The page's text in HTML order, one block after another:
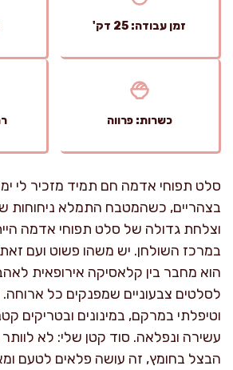
זמן עבודה: 25 דק'
כשרות: פרווה
סלט תפוחי אדמה חם תמיד מזכיר לי
בצהריים, כשהמטבח התמלא ניחוחות
וצלחת גדולה של סלט תפוחי אדמה
במרכז השולחן. יש משהו פשוט ועם
הוא מחבר בין קלאסיקה אירופאית
לסלטים צבעוניים שמפנקים כל
וטיפלתי במרקם, במינונים ובטריקים
עשירה ונפלאה. סוד קטן שלי: לא
הבצל בחומץ, זה עושה פלאים לטעם